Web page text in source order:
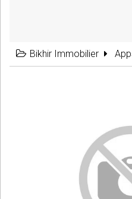
Bikhir Immobilier